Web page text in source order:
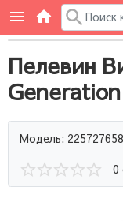
Пелевин
Модель: 225727658
0